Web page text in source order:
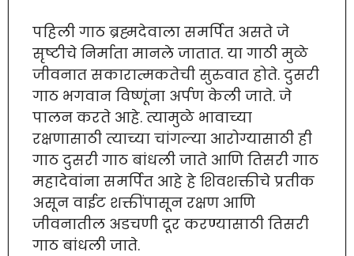
पहिली गाठ ब्रह्मदेवाला समर्पित असते जे
सृष्टीचे निर्माता मानले जातात. या गाठी मुळे
जीवनात सकारात्मकतेची सुरुवात होते. दुसरी
गाठ भगवान विष्णूंना अर्पण केली जाते. जे
पालन करते आहे. त्यामुळे भावाच्या
रक्षणासाठी त्याच्या चांगल्या आरोग्यासाठी ही
गाठ दुसरी गाठ बांधली जाते आणि तिसरी गाठ
महादेवांना समर्पित आहे हे शिवशक्तीचे प्रतीक
असून वाईट शक्तींपासून रक्षण आणि
जीवनातील अडचणी दूर करण्यासाठी तिसरी
गाठ बांधली जाते.